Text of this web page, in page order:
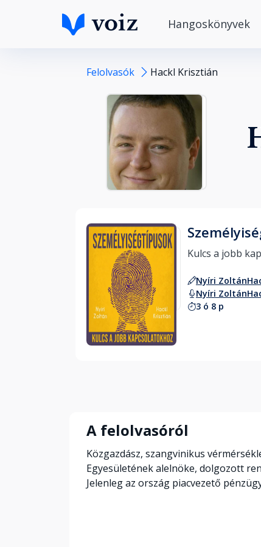
Hangoskönyvek
Felolvasók Hackl Krisztián
Hallgass bele
Nyíri Zoltán
Nyíri Zoltán
3 ó 8 p
A felolvasóról
Közgazdász, szangvinikus
Egyesületének alelnöke, dolgozott
Jelenleg az ország piacvezető